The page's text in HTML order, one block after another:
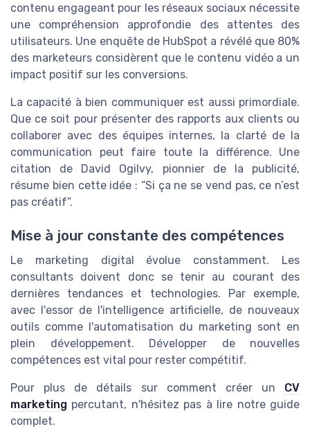
contenu engageant pour les réseaux sociaux nécessite
une compréhension approfondie des attentes des
utilisateurs. Une enquête de HubSpot a révélé que 80%
des marketeurs considèrent que le contenu vidéo a un
impact positif sur les conversions.
La capacité à bien communiquer est aussi primordiale.
Que ce soit pour présenter des rapports aux clients ou
collaborer avec des équipes internes, la clarté de la
communication peut faire toute la différence. Une
citation de David Ogilvy, pionnier de la publicité,
résume bien cette idée : “Si ça ne se vend pas, ce n’est
pas créatif”.
Mise à jour constante des compétences
Le marketing digital évolue constamment. Les
consultants doivent donc se tenir au courant des
dernières tendances et technologies. Par exemple,
avec l'essor de l'intelligence artificielle, de nouveaux
outils comme l'automatisation du marketing sont en
plein développement. Développer de nouvelles
compétences est vital pour rester compétitif.
Pour plus de détails sur comment créer un CV
marketing percutant, n'hésitez pas à lire notre guide
complet.